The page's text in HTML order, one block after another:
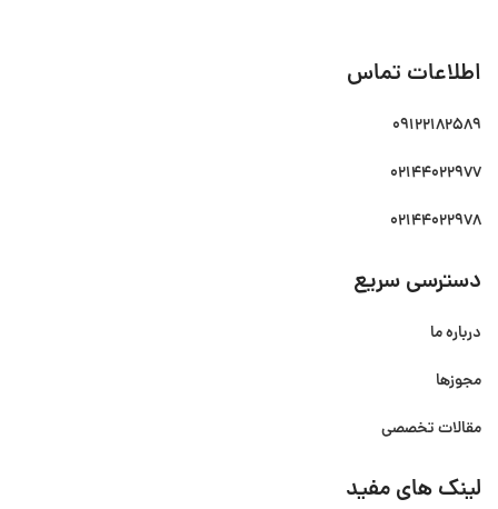
اطلاعات تماس
09122182589
02144022977
02144022978
دسترسی سریع
درباره ما
مجوزها
مقالات تخصصی
لینک های مفید